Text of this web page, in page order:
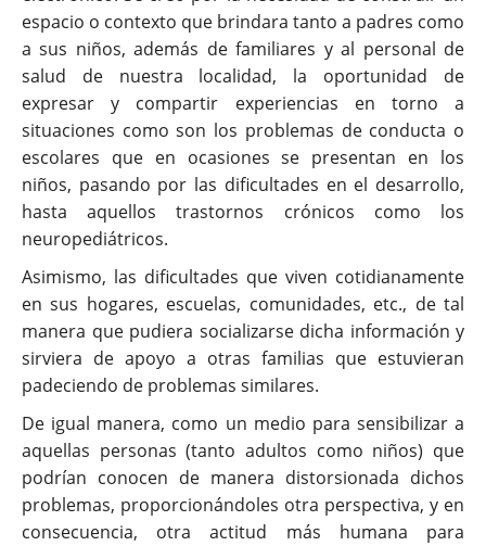
espacio o contexto que brindara tanto a padres como
a sus niños, además de familiares y al personal de
salud de nuestra localidad, la oportunidad de
expresar y compartir experiencias en torno a
situaciones como son los problemas de conducta o
escolares que en ocasiones se presentan en los
niños, pasando por las dificultades en el desarrollo,
hasta aquellos trastornos crónicos como los
neuropediátricos.
Asimismo, las dificultades que viven cotidianamente
en sus hogares, escuelas, comunidades, etc., de tal
manera que pudiera socializarse dicha información y
sirviera de apoyo a otras familias que estuvieran
padeciendo de problemas similares.
De igual manera, como un medio para sensibilizar a
aquellas personas (tanto adultos como niños) que
podrían conocen de manera distorsionada dichos
problemas, proporcionándoles otra perspectiva, y en
consecuencia, otra actitud más humana para